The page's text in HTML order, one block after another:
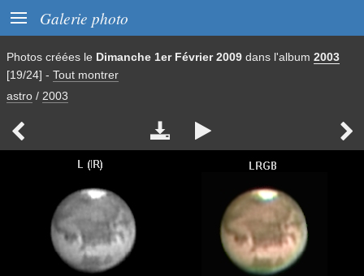
 Galerie photo
Photos créées le Dimanche 1er Février 2009 dans l'album 2003
[19/24] - Tout montrer
astro / 2003
   